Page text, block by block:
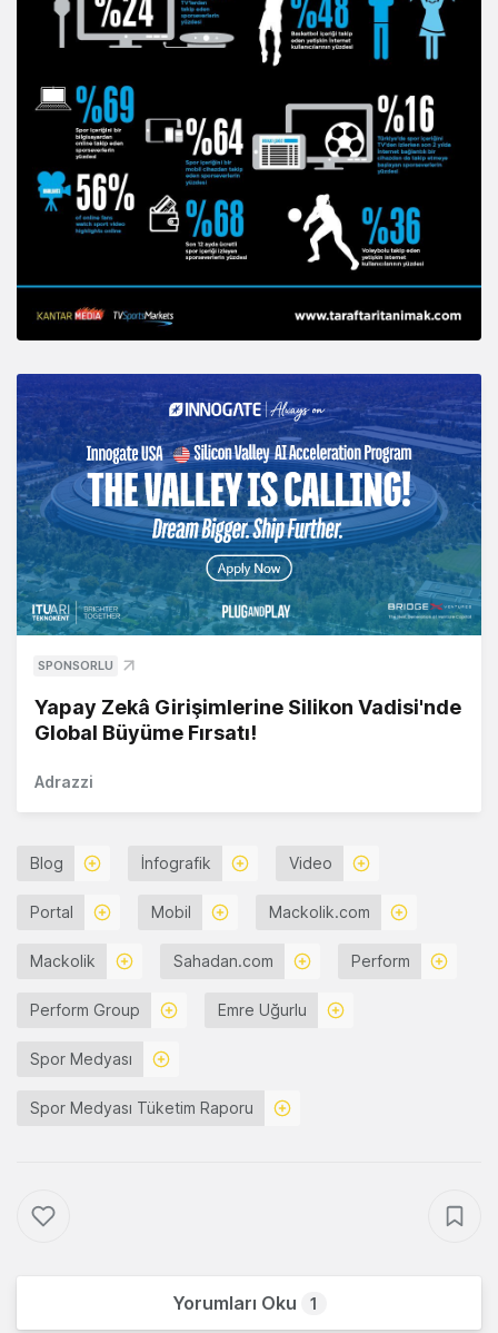
SPONSORLU
Yapay Zekâ Girişimlerine Silikon Vadisi'nde
Global Büyüme Fırsatı!
Adrazzi
Blog İnfografik Video
Portal Mobil Mackolik.com
Mackolik Sahadan.com Perform
Perform Group Emre Uğurlu
Spor Medyası
Spor Medyası Tüketim Raporu
Yorumları Oku 1